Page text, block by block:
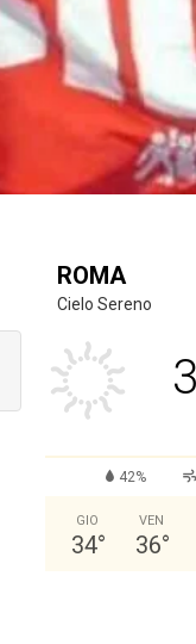
ROMA
Cielo Sereno
42%
GIO
34°
VEN
36°